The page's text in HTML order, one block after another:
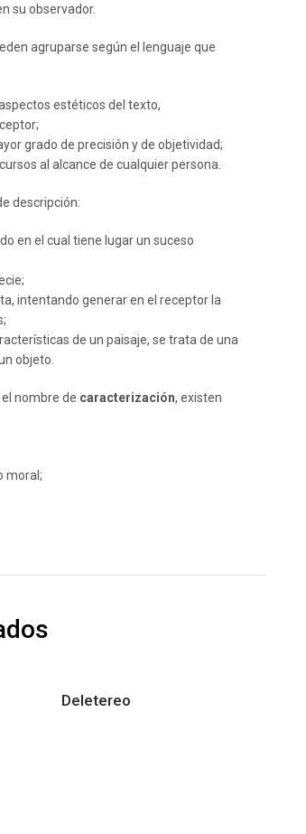
su observador.
agruparse según el lenguaje que
estéticos del texto,
grado de precisión y de objetividad;
al alcance de cualquier persona.
descripción:
en el cual tiene lugar un suceso
intentando generar en el receptor la
de un paisaje, se trata de una
objeto.
nombre de caracterización, existen
moral;
Deletereo